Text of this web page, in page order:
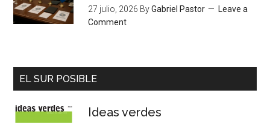
27 julio, 2026 ByGabriel Pastor
Leave a
Comment
EL SUR POSIBLE
Ideas verdes